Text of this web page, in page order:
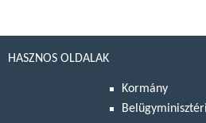
HASZNOS OLDALAK
Kormány